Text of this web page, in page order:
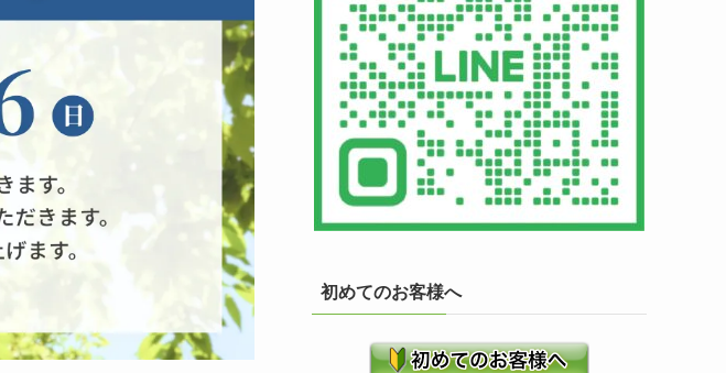
初めてのお客様へ